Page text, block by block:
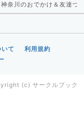
奈川のおでかけ＆友達づ
て
利用規約
(c) サークルブック